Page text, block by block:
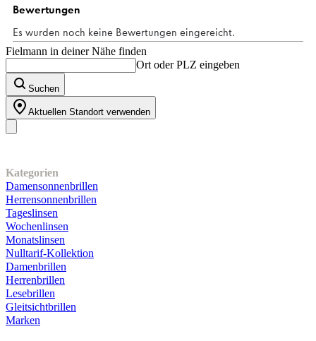
Bewertungen
Fielmann in deiner Nähe finden
Ort oder PLZ eingeben
Suchen
Aktuellen Standort verwenden
Kategorien
Damensonnenbrillen
Herrensonnenbrillen
Tageslinsen
Wochenlinsen
Monatslinsen
Nulltarif-Kollektion
Damenbrillen
Herrenbrillen
Lesebrillen
Gleitsichtbrillen
Marken